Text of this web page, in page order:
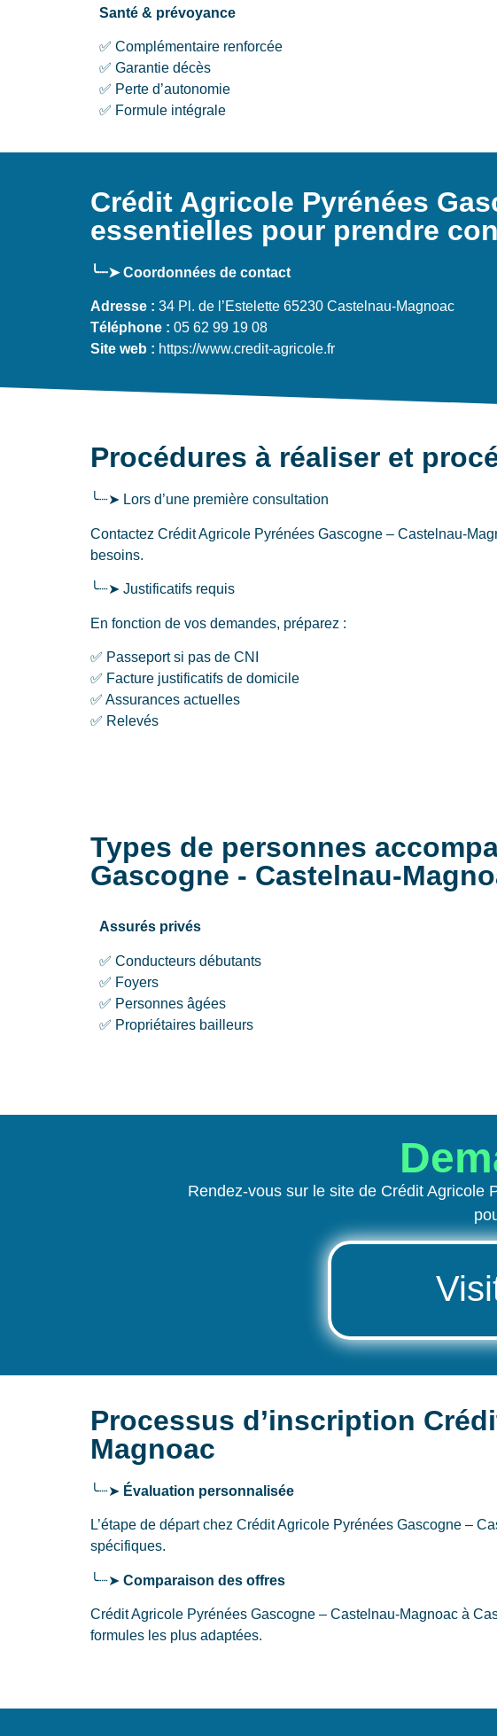
Santé & prévoyance
✅ Complémentaire renforcée
✅ Garantie décès
✅ Perte d’autonomie
✅ Formule intégrale
Crédit Agricole Pyrénées
essentielles pour prendre
╰┈➤ Coordonnées de contact
Adresse : 34 Pl. de l’Estelette 65230 Castelnau-Magnoac
Téléphone : 05 62 99 19 08
Site web : https://www.credit-agricole.fr
Procédures à réaliser et
╰┈➤ Lors d’une première consultation
Contactez Crédit Agricole Pyrénées Gascogne – Castelnau-
besoins.
╰┈➤ Justificatifs requis
En fonction de vos demandes, préparez :
✅ Passeport si pas de CNI
✅ Facture justificatifs de domicile
✅ Assurances actuelles
✅ Relevés
Types de personnes
Gascogne - Castelnau-
Assurés privés
✅ Conducteurs débutants
✅ Foyers
✅ Personnes âgées
✅ Propriétaires bailleurs
Rendez-vous sur le site de Crédit Agricole
Processus d’inscription
Magnoac
╰┈➤ Évaluation personnalisée
L’étape de départ chez Crédit Agricole Pyrénées Gascogne –
spécifiques.
╰┈➤ Comparaison des offres
Crédit Agricole Pyrénées Gascogne – Castelnau-Magnoac à
formules les plus adaptées.